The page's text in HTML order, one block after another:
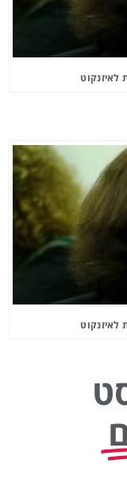
לאיזנקוט
לאיזנקוט